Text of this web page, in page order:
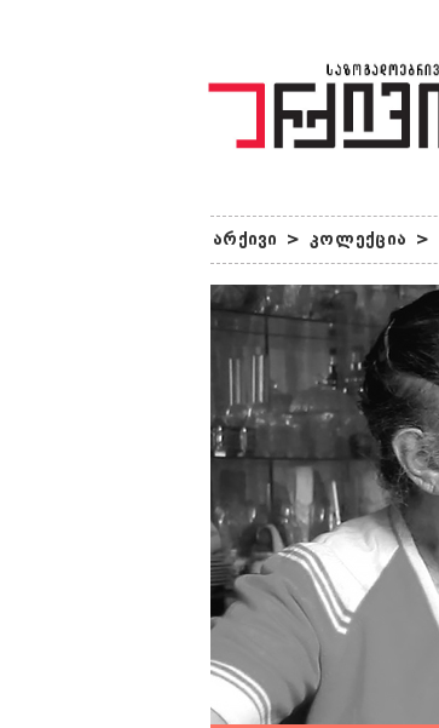
არქივი > კოლექცია >